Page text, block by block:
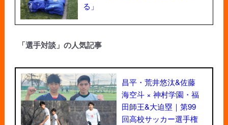
る」
「選手対談」の人気記事
昌平・荒井悠汰&佐藤
海空斗 × 神村学園・福
田師王&大迫塁｜第99
回高校サッカー選手権